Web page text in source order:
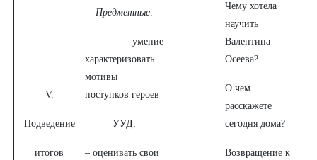
V.
Подведение
итогов
Предметные:
– умение
характеризовать
мотивы
поступков героев
УУД:
– оценивать свои
Чему хотела
научить
Валентина
Осеева?
О чем
расскажете
сегодня дома?
Возвращение к